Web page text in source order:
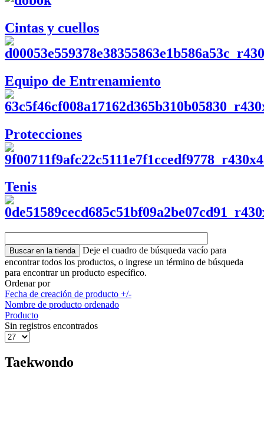
Cintas y cuellos
Equipo de Entrenamiento
Protecciones
Tenis
Deje el cuadro de búsqueda vacío para
encontrar todos los productos, o ingrese un término de búsqueda
para encontrar un producto específico.
Ordenar por
Fecha de creación de producto +/-
Nombre de producto ordenado
Producto
Sin registros encontrados
Taekwondo